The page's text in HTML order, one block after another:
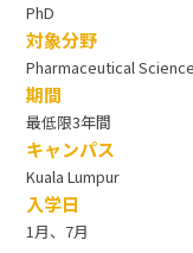
PhD
対象分野
Pharmaceutical
期間
最低限3年間
キャンパス
Kuala Lumpur
入学日
1月、7月